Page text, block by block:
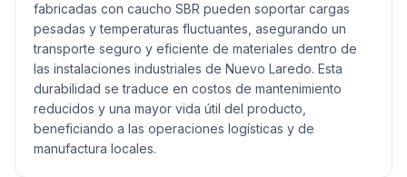
fabricadas con caucho SBR pueden soportar cargas
pesadas y temperaturas fluctuantes, asegurando un
transporte seguro y eficiente de materiales dentro de
las instalaciones industriales de Nuevo Laredo. Esta
durabilidad se traduce en costos de mantenimiento
reducidos y una mayor vida útil del producto,
beneficiando a las operaciones logísticas y de
manufactura locales.